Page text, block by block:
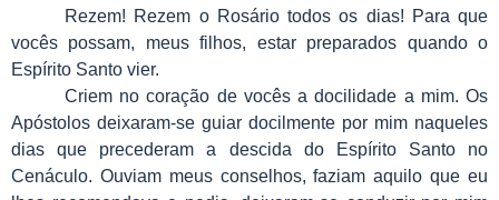
Rezem! Rezem o Rosário todos os dias! Para que
vocês possam, meus filhos, estar preparados quando o
Espírito Santo vier.
Criem no coração de vocês a docilidade a mim. Os
Apóstolos deixaram-se guiar docilmente por mim naqueles
dias que precederam a descida do Espírito Santo no
Cenáculo. Ouviam meus conselhos, faziam aquilo que eu